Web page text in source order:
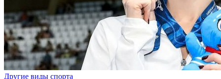
Другие виды спорта